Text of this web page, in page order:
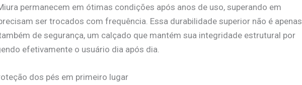
permanecem em ótimas condições após anos de uso, superando em
ser trocados com frequência. Essa durabilidade superior não é apenas
de segurança, um calçado que mantém sua integridade estrutural por
efetivamente o usuário dia após dia.
dos pés em primeiro lugar